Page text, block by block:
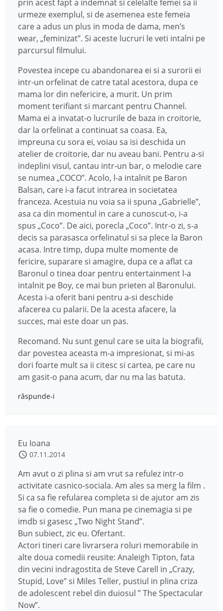
prin acest fapt a indemnat si celelalte femei sa ii
urmeze exemplul, si de asemenea este femeia
care a adus un plus in moda de dama, men’s
wear, „feminizat”. Si aceste lucruri le veti intalni pe
parcursul filmului.
Povestea incepe cu abandonarea ei si a surorii ei
intr-un orfelinat de catre tatal acestora, dupa ce
mama lor din nefericire, a murit. Un prim
moment terifiant si marcant pentru Channel.
Mama ei a invatat-o lucrurile de baza in croitorie,
dar la orfelinat a continuat sa coasa. Ea,
impreuna cu sora ei, voiau sa isi deschida un
atelier de croitorie, dar nu aveau bani. Pentru a-si
indeplini visul, cantau intr-un bar, o melodie care
se numea „COCO”. Acolo, l-a intalnit pe Baron
Balsan, care i-a facut intrarea in societatea
franceza. Acestuia nu voia sa ii spuna „Gabrielle”,
asa ca din momentul in care a cunoscut-o, i-a
spus „Coco”. De aici, porecla „Coco”. Intr-o zi, s-a
decis sa parasasca orfelinatul si sa plece la Baron
acasa. Intre timp, dupa multe momente de
fericire, suparare si amagire, dupa ce a aflat ca
Baronul o tinea doar pentru entertainment l-a
intalnit pe Boy, ce mai bun prieten al Baronului.
Acesta i-a oferit bani pentru a-si deschide
afacerea cu palarii. De la acesta afacere, la
succes, mai este doar un pas.
Recomand. Nu sunt genul care se uita la biografii,
dar povestea aceasta m-a impresionat, si mi-as
dori foarte mult sa ii citesc si cartea, pe care nu
am gasit-o pana acum, dar nu ma las batuta.
răspunde-i
Eu Ioana
07.11.2014
Am avut o zi plina si am vrut sa refulez intr-o
activitate casnico-sociala. Am ales sa merg la film .
Si ca sa fie refularea completa si de ajutor am zis
sa fie o comedie. Pun mana pe cinemagia si pe
imdb si gasesc „Two Night Stand”.
Bun subiect, zic eu. Ofertant.
Actori tineri care livrarsera roluri memorabile in
alte doua comedii reusite: Analeigh Tipton, fata
din vecini indragostita de Steve Carell in „Crazy,
Stupid, Love” si Miles Teller, pustiul in plina criza
de adolescent rebel din duiosul ” The Spectacular
Now”.